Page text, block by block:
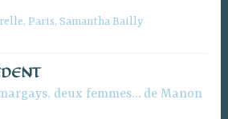
,Paris,Samantha Bailly
deux femmes… de Manon